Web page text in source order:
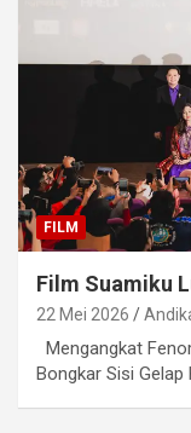
FILM
Film Suamiku
22 Mei 2026
Mengangkat
Bongkar Sisi